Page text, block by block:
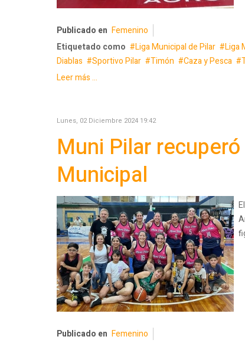
Publicado en Femenino
Etiquetado como
Liga Municipal de Pilar Liga
Diablas
Sportivo Pilar Timón Caza y Pesca
Leer más ...
Lunes, 02 Diciembre 2024 19:42
Muni Pilar
Municipal
Publicado en Femenino